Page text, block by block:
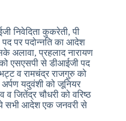
निवेदिता कुकरेती, पी
पर पदोन्नति का आदेश
अलावा, प्रहलाद नारायण
को एसएसपी से डीआईजी पद
व रामचंद्र राजगुरु को
यदुवंशी को जूनियर
व जितेंद्र चौधरी को वरिष्ठ
सभी आदेश एक जनवरी से